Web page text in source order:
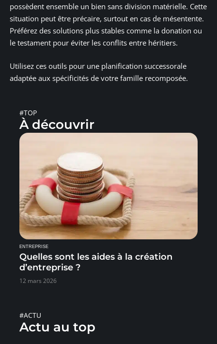
possèdent ensemble un bien sans division matérielle. Cette
situation peut être précaire, surtout en cas de mésentente.
Préférez des solutions plus stables comme la donation ou
le testament pour éviter les conflits entre héritiers.
Utilisez ces outils pour une planification successorale
adaptée aux spécificités de votre famille recomposée.
#TOP
À découvrir
ENTREPRISE
Quelles sont les aides à la création
d’entreprise ?
12 mars 2026
#ACTU
Actu au top